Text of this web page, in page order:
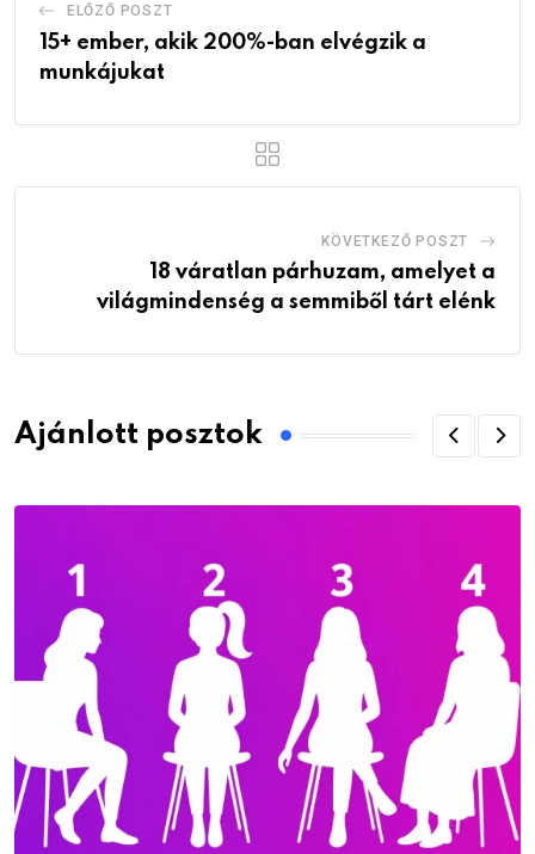
ELŐZŐ POSZT
15+ ember, akik 200%-ban elvégzik a
munkájukat
KÖVETKEZŐ POSZT
18 váratlan párhuzam, amelyet a
világmindenség a semmiből tárt elénk
Ajánlott posztok